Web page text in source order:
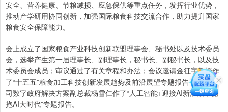
安全、营养健康、节粮减损、应急保供等重点任务，发挥行业优势，
推动产学研用协同创新，加强国际粮食科技交流合作，助力提升国家
粮食安全保障能力。
会上成立了国家粮食产业科技创新联盟理事会、秘书处以及技术委员
会，选举产生第一届理事长、副理事长，秘书长、副秘书长，以及技
术委员会成员；审议通过了有关章程和办法；会议邀请金征宇教授作
了“十五五”粮食加工科技创新发展趋势及前沿展望专题报告，华为公
司数字政府解决方案副总裁杨雪仁作了“人工智能+迎接AI新浪潮，拥
抱AI大时代”专题报告。